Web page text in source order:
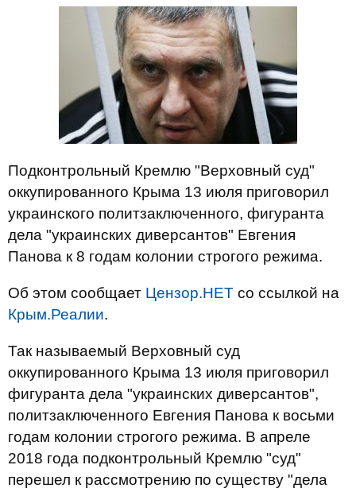
Подконтрольный Кремлю "Верховный суд"
оккупированного Крыма 13 июля приговорил
украинского политзаключенного, фигуранта
дела "украинских диверсантов" Евгения
Панова к 8 годам колонии строгого режима.
Об этом сообщает Цензор.НЕТ со ссылкой на
Крым.Реалии.
Так называемый Верховный суд
оккупированного Крыма 13 июля приговорил
фигуранта дела "украинских диверсантов",
политзаключенного Евгения Панова к восьми
годам колонии строгого режима. В апреле
2018 года подконтрольный Кремлю "суд"
перешел к рассмотрению по существу "дела